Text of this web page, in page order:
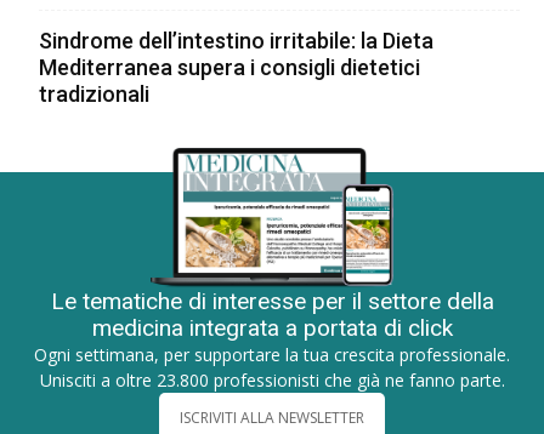
Sindrome dell’intestino irritabile: la Dieta
Mediterranea supera i consigli dietetici
tradizionali
Le tematiche di interesse per il settore della
medicina integrata a portata di click
Ogni settimana, per supportare la tua crescita professionale.
Unisciti a oltre 23.800 professionisti che già ne fanno parte.
ISCRIVITI ALLA NEWSLETTER